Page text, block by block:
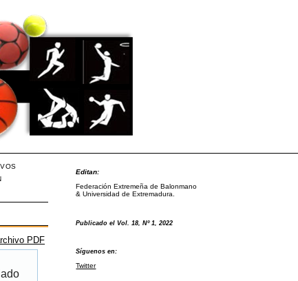
Editan:
Federación Extremeña de Balonmano
& Universidad de Extremadura.
Publicado el Vol. 18, Nº 1, 2022
Síguenos en:
Twitter
PDF